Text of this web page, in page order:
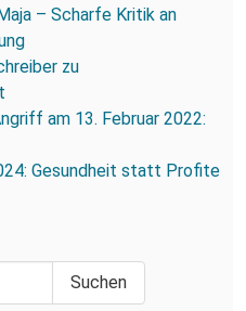
– Scharfe Kritik an
zu
am 13. Februar 2022:
Gesundheit statt Profite